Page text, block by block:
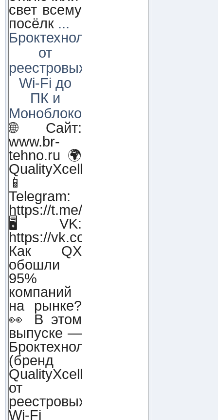
свет всему
посёлк ...
Броктехнолоджи:
от
реестровых
Wi-Fi до
ПК и
Моноблоков!
🌐 Сайт:
www.br-
tehno.ru 🌍
QualityXcellence.ru
📱
Telegram:
https://t.me/qx_lab_IT
🖥 VK:
https://vk.com/qualityxcellenc
Как QX
обошли
95%
компаний
на рынке?
👀 В этом
выпуске —
Броктехнолоджи
(бренд
QualityXcellence):
от
реестровых
Wi-Fi